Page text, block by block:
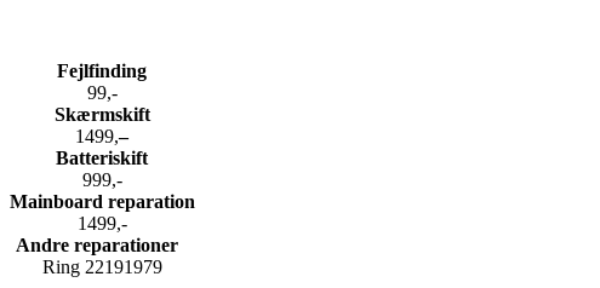
Fejlfinding
99,-
Skærmskift
1499,–
Batteriskift
999,-
Mainboard reparation
1499,-
Andre reparationer
Ring 22191979